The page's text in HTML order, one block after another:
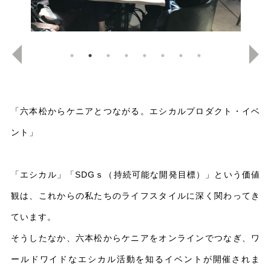
「六本松からケニアとつながる。エシカルプロダクト・イベ
ント」
「エシカル」「SDGｓ（持続可能な開発目標）」という価値
観は、これからの私たちのライフスタイルに深く関わってき
ています。
そうしたなか、六本松からケニアをオンラインでつなぎ、ワ
ールドワイドなエシカル活動を知るイベントが開催されま